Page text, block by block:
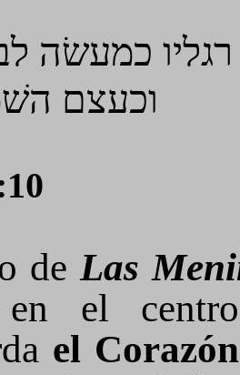
כמעשׂה
וכעצם
deLas
en el
el